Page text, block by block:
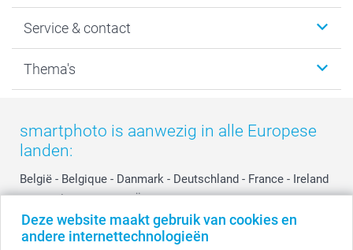
Deze website maakt gebruik van cookies en
andere internettechnologieën
Fotocadeaus
Kaarten
Vacatures
Bestelproces
Privacy
Cookiebeleid
Reviews
Prijslijst
Investor Relations
Service & contact
Tevredenheidsgarantie
smartbonus
smartfriends
service@smartphoto.nl
Affiliate partnerprogramma
Partnerships
Influencer partnerprogramma
Thema's
Moederdag
Vaderdag
Huwelijk
smartphoto is aanwezig in alle Europese
landen:
België - Belgique - Danmark - Deutschland - France - Ireland
- Nederland - Norge - Österreich - Schweiz - Suisse -
Switzerland - Suomi - Sverige - United Kingdom -
Other Countries